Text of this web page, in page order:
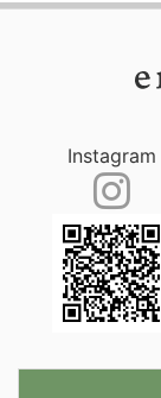
Instagram